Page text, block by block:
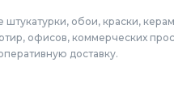
обои, краски,
офисов, коммерческих
доставку.